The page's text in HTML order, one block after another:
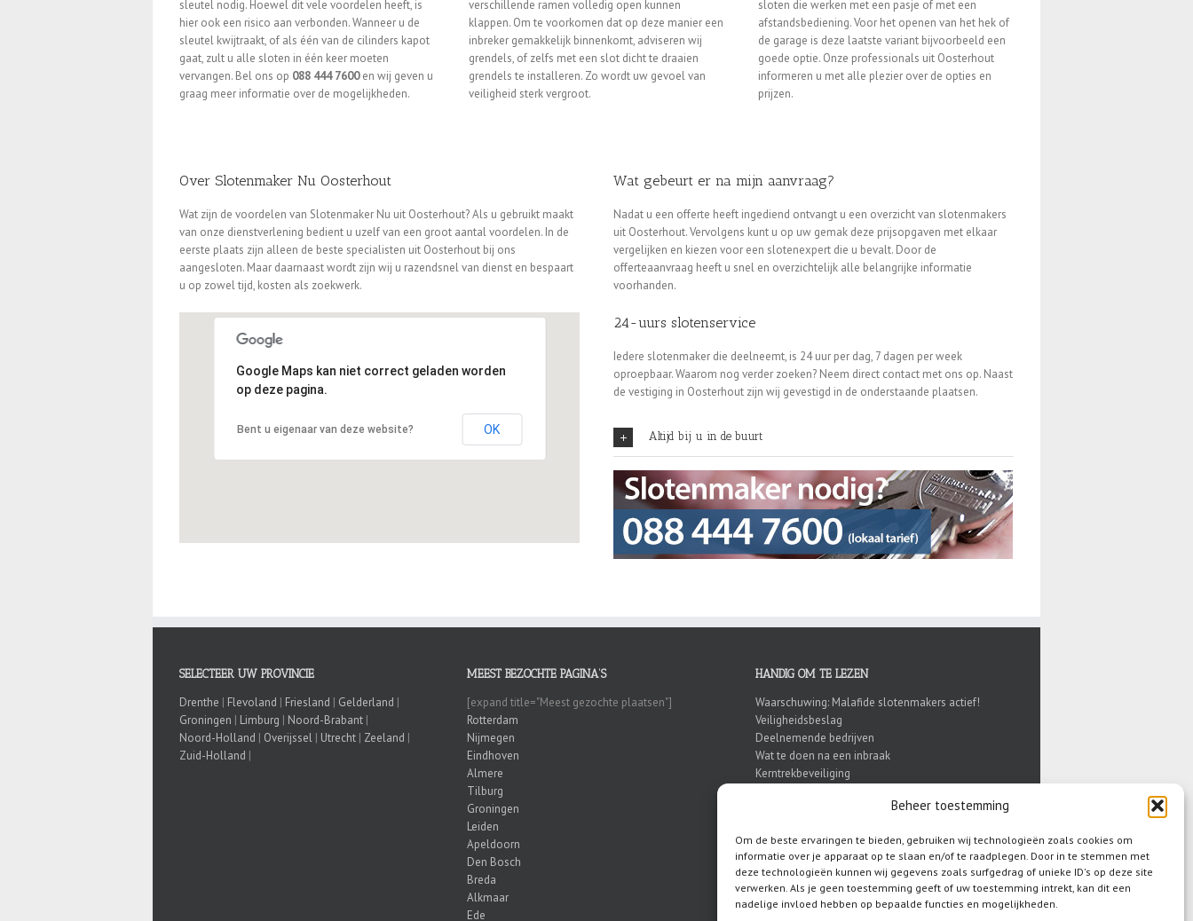
Beheer toestemming
Om de beste ervaringen te bieden, gebruiken wij technologieën zoals cookies om
informatie over je apparaat op te slaan en/of te raadplegen. Door in te stemmen met
deze technologieën kunnen wij gegevens zoals surfgedrag of unieke ID's op deze site
verwerken. Als je geen toestemming geeft of uw toestemming intrekt, kan dit een
nadelige invloed hebben op bepaalde functies en mogelijkheden.
sleutel nodig. Hoewel dit vele voordelen heeft, is
hier ook een risico aan verbonden. Wanneer u de
sleutel kwijtraakt, of als één van de cilinders kapot
gaat, zult u alle sloten in één keer moeten
vervangen. Bel ons op 088 444 7600en wij geven u
graag meer informatie over de mogelijkheden.
verschillende ramen volledig open kunnen
klappen. Om te voorkomen dat op deze manier een
inbreker gemakkelijk binnenkomt, adviseren wij
grendels, of zelfs met een slot dicht te draaien
grendels te installeren. Zo wordt uw gevoel van
veiligheid sterk vergroot.
sloten die werken met een pasje of met een
afstandsbediening. Voor het openen van het hek of
de garage is deze laatste variant bijvoorbeeld een
goede optie. Onze professionals uit Oosterhout
informeren u met alle plezier over de opties en
prijzen.
Over Slotenmaker Nu Oosterhout
Wat zijn de voordelen van Slotenmaker Nu uit Oosterhout? Als u gebruikt maakt
van onze dienstverlening bedient u uzelf van een groot aantal voordelen. In de
eerste plaats zijn alleen de beste specialisten uit Oosterhout bij ons
aangesloten. Maar daarnaast wordt zijn wij u razendsnel van dienst en bespaart
u op zowel tijd, kosten als zoekwerk.
Google Maps kan niet correct geladen worden
op deze pagina.
Bent u eigenaar van deze website? OK
Wat gebeurt er na mijn aanvraag?
Nadat u een offerte heeft ingediend ontvangt u een overzicht van slotenmakers
uit Oosterhout. Vervolgens kunt u op uw gemak deze prijsopgaven met elkaar
vergelijken en kiezen voor een slotenexpert die u bevalt. Door de
offerteaanvraag heeft u snel en overzichtelijk alle belangrijke informatie
voorhanden.
24-uurs slotenservice
Iedere slotenmaker die deelneemt, is 24 uur per dag, 7 dagen per week
oproepbaar. Waarom nog verder zoeken? Neem direct contact met ons op. Naast
de vestiging in Oosterhout zijn wij gevestigd in de onderstaande plaatsen.
Altijd bij u in de buurt
SELECTEER UW PROVINCIE
Drenthe | Flevoland | Friesland | Gelderland |
Groningen | Limburg | Noord-Brabant |
Noord-Holland | Overijssel | Utrecht | Zeeland |
Zuid-Holland |
MEEST BEZOCHTE PAGINA’S
[expand title="Meest gezochte plaatsen"]
Rotterdam
Nijmegen
Eindhoven
Almere
Tilburg
Groningen
Leiden
Apeldoorn
Den Bosch
Breda
Alkmaar
Ede
HANDIG OM TE LEZEN
Waarschuwing: Malafide slotenmakers actief!
Veiligheidsbeslag
Deelnemende bedrijven
Wat te doen na een inbraak
Kerntrekbeveiliging